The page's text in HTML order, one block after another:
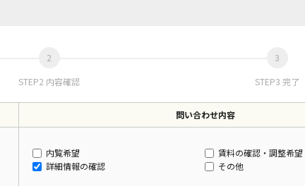
STEP2 内容確認 STEP3 完了
問い合わせ内容
内覧希望
賃料の確認・調整希望
詳細情報の確認
その他